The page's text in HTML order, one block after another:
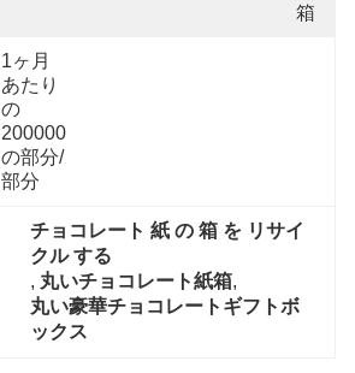
箱
1ヶ月
あたり
の
200000
の部分/
部分
チョコレート 紙 の 箱 を リサイ
クル する
, 丸いチョコレート紙箱,
丸い豪華チョコレートギフトボ
ックス